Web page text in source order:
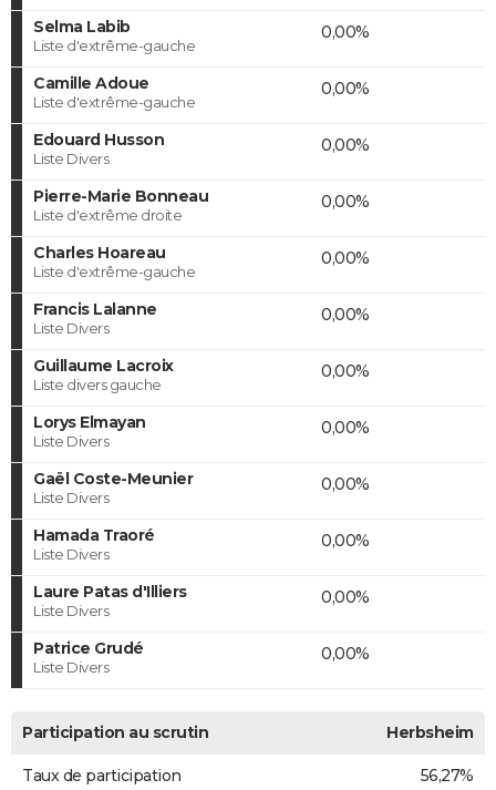
Selma Labib
Liste d'extrême-gauche
0,00%
Camille Adoue
Liste d'extrême-gauche
0,00%
Edouard Husson
Liste Divers
0,00%
Pierre-Marie Bonneau
Liste d'extrême droite
0,00%
Charles Hoareau
Liste d'extrême-gauche
0,00%
Francis Lalanne
Liste Divers
0,00%
Guillaume Lacroix
Liste divers gauche
0,00%
Lorys Elmayan
Liste Divers
0,00%
Gaël Coste-Meunier
Liste Divers
0,00%
Hamada Traoré
Liste Divers
0,00%
Laure Patas d'Illiers
Liste Divers
0,00%
Patrice Grudé
Liste Divers
0,00%
Participation au scrutin Herbsheim
Taux de participation 56,27%